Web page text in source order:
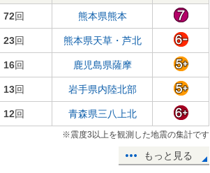
72回 熊本県熊本
23回 熊本県天草・芦北
16回 鹿児島県薩摩
13回 岩手県内陸北部
12回 青森県三八上北
※震度3以上を観測した地震の集計です
もっと見る